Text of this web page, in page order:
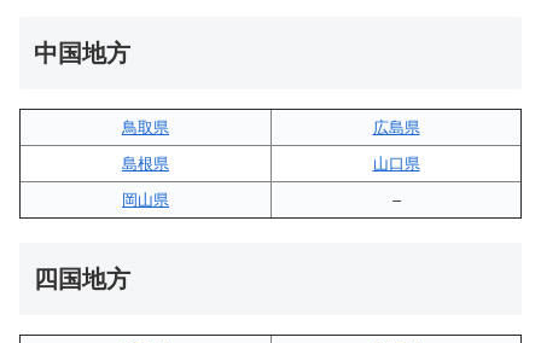
中国地方
鳥取県
広島県
島根県
山口県
岡山県
–
四国地方